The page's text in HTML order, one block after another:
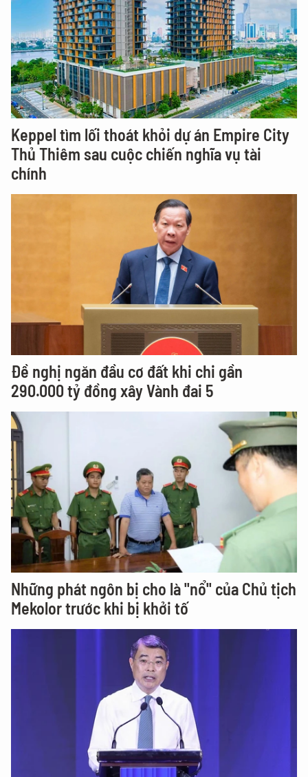
Keppel tìm lối thoát khỏi dự án Empire City
Thủ Thiêm sau cuộc chiến nghĩa vụ tài
chính
Đề nghị ngăn đầu cơ đất khi chi gần
290.000 tỷ đồng xây Vành đai 5
Những phát ngôn bị cho là "nổ" của Chủ tịch
Mekolor trước khi bị khởi tố